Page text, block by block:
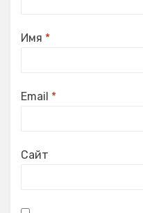
Имя *
Email *
Сайт